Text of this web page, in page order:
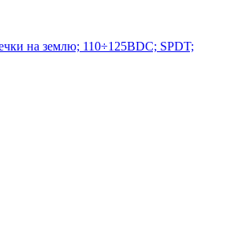
на землю; 110÷125ВDC; SPDT;